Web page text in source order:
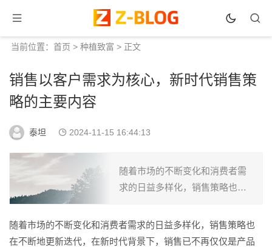
当前位置： 首页 > 种植致富 > 正文
销售以客户需求为核心，新时代销售策
略的主要内容
泰坦 2024-11-15 16:44:13
随着市场的不断变化和消费者需
求的日益多样化，销售策略也在
下，销售已不再仅仅是产品的简
单推销，而是转变为以客户需求
随着市场的不断变化和消费者需求的日益多样化，销售策略也
在不断地更新迭代，在新时代背景下，销售已不再仅仅是产品